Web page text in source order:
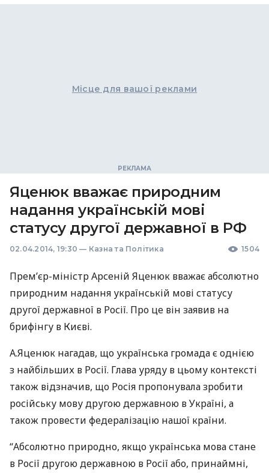
Місце для вашої реклами
Яценюк вважає природним
надання українській мові
статусу другої державної в РФ
02.04.2014, 19:30 — Казна та Політика 1504
Прем’єр-міністр Арсеній Яценюк вважає абсолютно
природним надання українській мові статусу
другої державної в Росії. Про це він заявив на
брифінгу в Києві.
А.Яценюк нагадав, що українська громада є однією
з найбільших в Росії. Глава уряду в цьому контексті
також відзначив, що Росія пропонувала зробити
російську мову другою державною в Україні, а
також провести федералізацію нашої країни.
“Абсолютно природно, якщо українська мова стане
в Росії другою державною в Росії або, принаймні,